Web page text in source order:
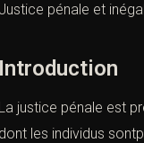
Justice pénale et
Introduction
La justice pénale est
dont les individus